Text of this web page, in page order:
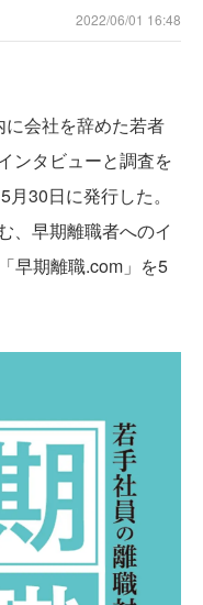
2022/06/01 16:48
会社を辞めた若者
ンタビューと調査を
30日に発行した。
、早期離職者へのイ
早期離職.com」を5